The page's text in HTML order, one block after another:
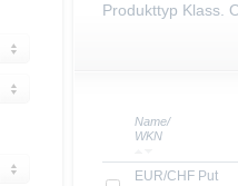
Produkttyp Klass.
Name/
WKN
EUR/CHF Put